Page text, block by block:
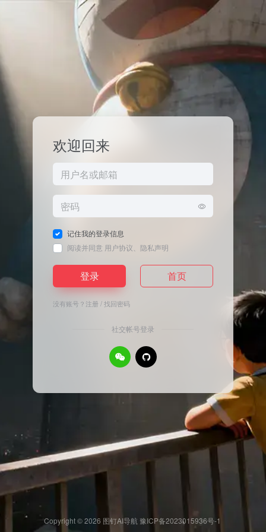
欢迎回来
记住我的登录信息
阅读并同意 用户协议 隐私声明
登录 首页
没有账号？ 注册 /找回密码
社交帐号登录
Copyright © 2026 图钉AI导航 豫ICP备2023015936号-1